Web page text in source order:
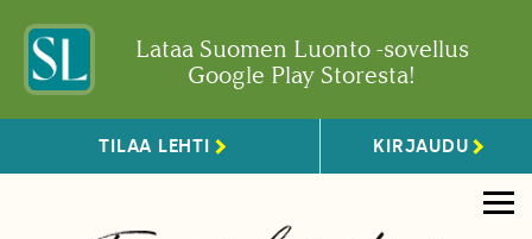
Lataa Suomen Luonto -sovellus
Google Play Storesta!
TILAA LEHTI KIRJAUDU